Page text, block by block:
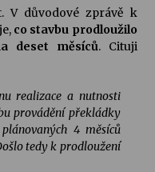
V důvodové zprávě k
co stavbu prodloužilo
deset měsíců. Cituji
realizace a nutnosti
provádění překládky
4 měsíců
tedy k prodloužení